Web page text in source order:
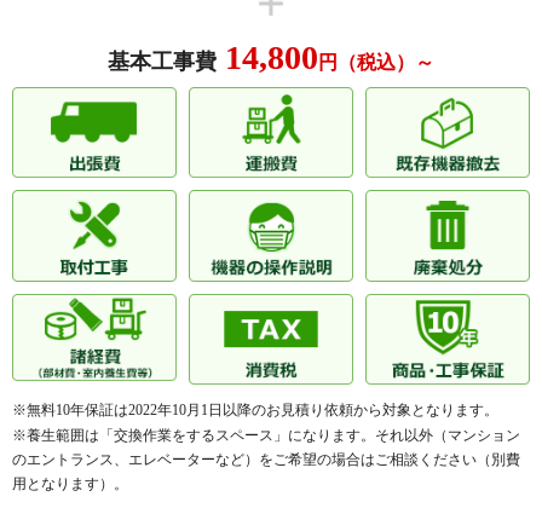
基本工事費 14,800 円（税込）～
※無料10年保証は2022年10月1日以降のお見積り依頼から対象となります。
※養生範囲は「交換作業をするスペース」になります。それ以外（マンション
のエントランス、エレベーターなど）をご希望の場合はご相談ください（別費
用となります）。